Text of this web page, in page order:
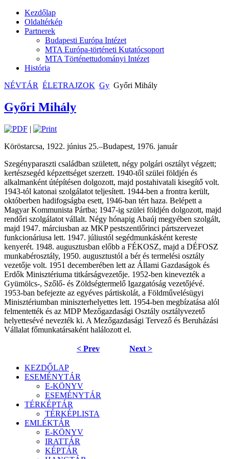
Kezdőlap
Oldaltérkép
Partnerek
Budapesti Európa Intézet
MTA Európa-történeti Kutatócsoport
MTA Történettudományi Intézet
História
NÉVTÁR ÉLETRAJZOK Gy Győri Mihály
Győri Mihály
|
Köröstarcsa, 1922. június 25.–Budapest, 1976. január
Szegényparaszti családban született, négy polgári osztályt végzett;
kertészsegéd képzettséget szerzett. 1940-től szülei földjén és
alkalmanként útépítésen dolgozott, majd postahivatali kisegítő volt.
1943-tól katonai szolgálatot teljesített. 1944-ben a frontra került,
októberben hadifogságba esett, 1946-ban tért haza. Belépett a
Magyar Kommunista Pártba; 1947-ig szülei földjén dolgozott, majd
rendőri szolgálatot vállalt. Négy hónapig Abaúj megyében szolgált,
majd 1947. márciusban az MKP pestszentlőrinci pártszervezet
funkcionáriusa lett. 1947. júliustól segédmunkásként kereste
kenyerét. 1948. augusztusban előbb a FÉKOSZ, majd a DÉFOSZ
munkabérosztály, 1950. augusztustól a bér és termelési osztály
vezetője volt. 1951 decemberében lett az Állami Gazdaságok és
Erdők Minisztériuma titkárságvezetője. 1952-ben kinevezték a
Gyümölcs-, Szőlő- és Zöldségtermelő Igazgatóság vezetőjévé.
1953-ban befejezte az egyéves pártiskolát, a Földművelésügyi
Minisztériumban miniszterhelyettes lett. 1954-ben megbízatása alól
felmentették és az MDP Mezőgazdasági Osztály osztályvezető
helyettesévé nevezték ki. A Mezőgazdasági Tervező és Beruházási
Vállalat főmunkatársaként halálozott el.
< Prev Next >
KEZDŐLAP
ESEMÉNYTÁR
E-KÖNYV
ESEMÉNYTÁR
TÉRKÉPTÁR
TÉRKÉPLISTA
EMLÉKTÁR
E-KÖNYV
IRATTÁR
KÉPTÁR